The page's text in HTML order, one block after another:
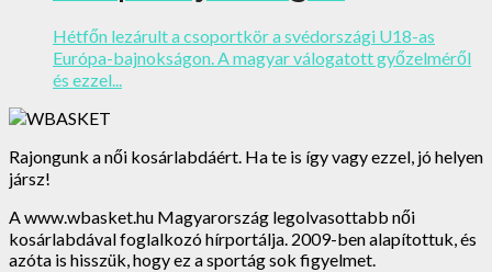
Hétfőn lezárult a csoportkör a svédországi U18-as
Európa-bajnokságon. A magyar válogatott győzelméről
és ezzel...
Rajongunk a női kosárlabdáért. Ha te is így vagy ezzel, jó helyen
jársz!
A www.wbasket.hu Magyarország legolvasottabb női
kosárlabdával foglalkozó hírportálja. 2009-ben alapítottuk, és
azóta is hisszük, hogy ez a sportág sok figyelmet.